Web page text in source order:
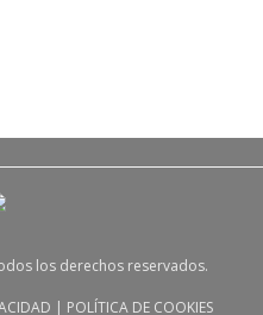
los derechos reservados.
| POLÍTICA DE COOKIES